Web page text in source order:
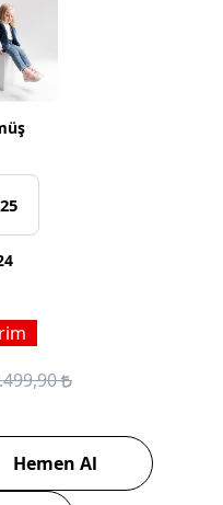
25
Hemen Al